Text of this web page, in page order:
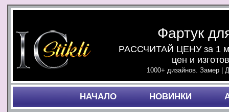
Фартук
РАССЧИТАЙ ЦЕНУ за 1
цен и
1000+ дизайнов. Замер |
НАЧАЛO НОВИНКИ